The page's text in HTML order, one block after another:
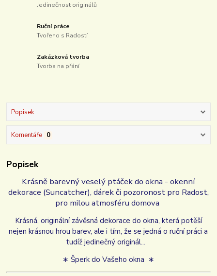
Jedinečnost originálů
Ruční práce
Tvořeno s Radostí
Zakázková tvorba
Tvorba na přání
Popisek
Komentáře 0
Popisek
Krásně barevný veselý ptáček do okna - okenní
dekorace (Suncatcher), dárek či pozoronost pro Radost,
pro milou atmosféru domova
Krásná, originální závěsná dekorace do okna, která potěší
nejen krásnou hrou barev, ale i tím, že se jedná o ruční práci a
tudíž jedinečný originál...
∗ Šperk do Vašeho okna ∗